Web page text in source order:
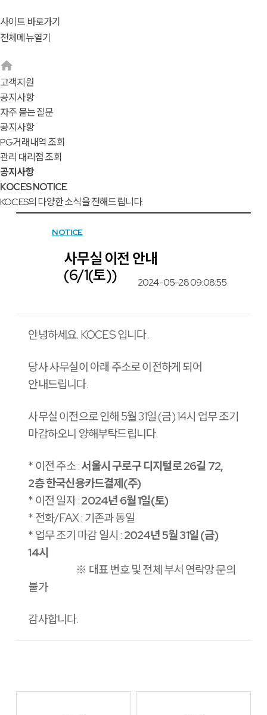
사이트 바로가기
전체메뉴열기
고객지원
공지사항
자주 묻는 질문
공지사항
PG거래내역 조회
관리 대리점 조회
공지사항
KOCES NOTICE
KOCES의 다양한 소식을 전해드립니다.
NOTICE
사무실 이전 안내
(6/1(토))
2024-05-28 09:08:55
안녕하세요. KOCES 입니다.
당사 사무실이 아래 주소로 이전하게 되어
안내드립니다.
사무실 이전으로 인해 5월 31일 (금) 14시 업무 조기
마감하오니 양해부탁드립니다.
* 이전 주소 :서울시 구로구 디지털로 26길 72,
2층 한국신용카드결제(주)
* 이전 일자 :2024년 6월 1일(토)
* 전화/FAX : 기존과 동일
* 업무 조기 마감 일시 : 2024년 5월 31일 (금)
14시
※ 대표 번호 및 전체 부서 연락망 문의
불가
감사합니다.